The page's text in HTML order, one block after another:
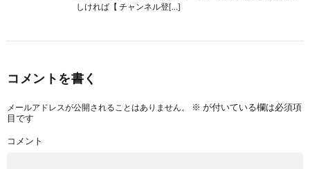
しければ【 チャンネル登[…]
コメントを書く
メールアドレスが公開されることはありません。 ※ が付いている欄は必須項
目です
コメント